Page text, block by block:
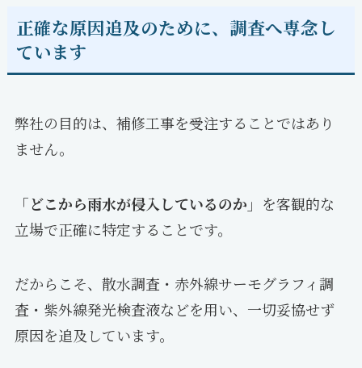
正確な原因追及のために、調査へ専念し
ています
弊社の目的は、補修工事を受注することではあり
ません。
「どこから雨水が侵入しているのか」 を客観的な
立場で正確に特定することです。
だからこそ、散水調査・赤外線サーモグラフィ調
査・紫外線発光検査液などを用い、一切妥協せず
原因を追及しています。